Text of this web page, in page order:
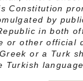
Constitution
by
in both
or other official
or a Turk
Turkish